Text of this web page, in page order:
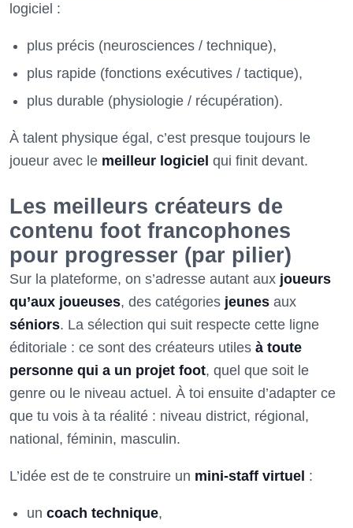
logiciel :
plus précis (neurosciences / technique),
plus rapide (fonctions exécutives / tactique),
plus durable (physiologie / récupération).
À talent physique égal, c’est presque toujours le
joueur avec le meilleur logiciel qui finit devant.
Les meilleurs créateurs de
contenu foot francophones
pour progresser (par pilier)
Sur la plateforme, on s’adresse autant aux joueurs
qu’aux joueuses, des catégories jeunes aux
séniors. La sélection qui suit respecte cette ligne
éditoriale : ce sont des créateurs utiles à toute
personne qui a un projet foot, quel que soit le
genre ou le niveau actuel. À toi ensuite d’adapter ce
que tu vois à ta réalité : niveau district, régional,
national, féminin, masculin.
L’idée est de te construire un mini-staff virtuel :
un coach technique,